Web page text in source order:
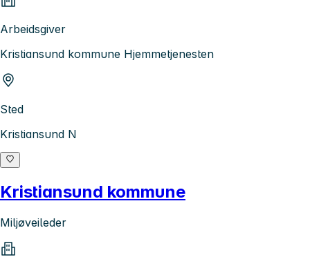
Arbeidsgiver
Kristiansund kommune Hjemmetjenesten
Sted
Kristiansund N
Kristiansund kommune
Miljøveileder